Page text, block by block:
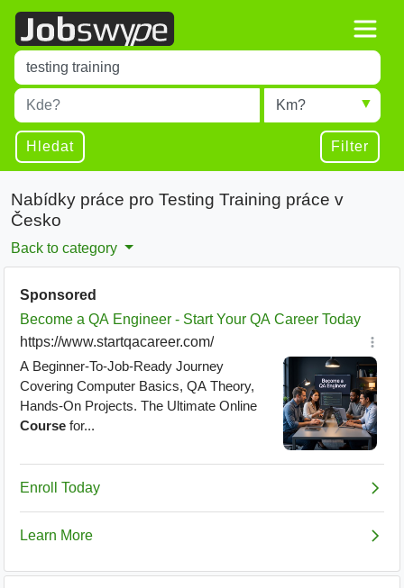
Title
Type 1 or more characters for results.
Místo
Type 1 or more characters for results.
Radius
Hledat Filter
Nabídky práce pro Testing Training práce v
Česko
Back to category